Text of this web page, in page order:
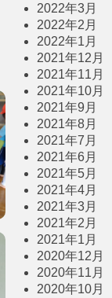
2022年3月
2022年2月
2022年1月
2021年12月
2021年11月
2021年10月
2021年9月
2021年8月
2021年7月
2021年6月
2021年5月
2021年4月
2021年3月
2021年2月
2021年1月
2020年12月
2020年11月
2020年10月